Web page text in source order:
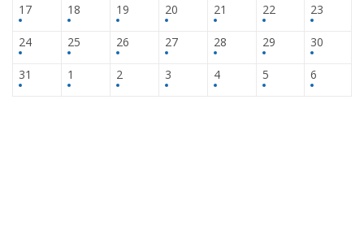
17 18 19 20 21 22 23
24 25 26 27 28 29 30
31 1 2 3 4 5 6